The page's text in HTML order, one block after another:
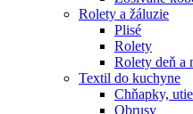
Rolety a žáluzie
Plisé
Rolety
Rolety deň a
Textil do kuchyne
Chňapky,
Obrusy